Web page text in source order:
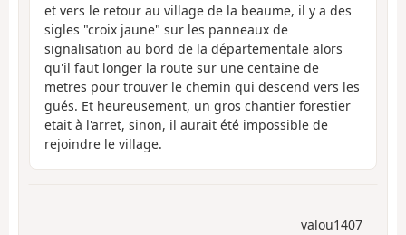
et vers le retour au village de la beaume, il y a des
sigles "croix jaune" sur les panneaux de
signalisation au bord de la départementale alors
qu'il faut longer la route sur une centaine de
metres pour trouver le chemin qui descend vers les
gués. Et heureusement, un gros chantier forestier
etait à l'arret, sinon, il aurait été impossible de
rejoindre le village.
valou1407